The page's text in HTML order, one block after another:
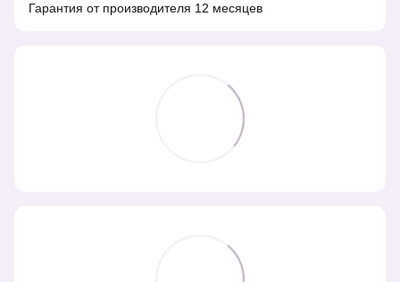
Гарантия от производителя 12 месяцев